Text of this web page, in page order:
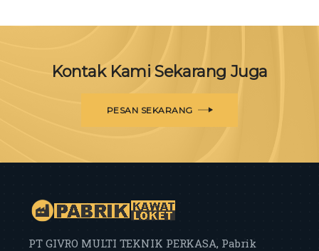
Kontak Kami Sekarang Juga
PESAN SEKARANG
PT GIVRO MULTI TEKNIK PERKASA, Pabrik